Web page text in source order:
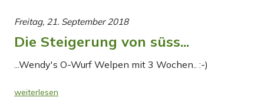
Freitag, 21. September 2018
Die Steigerung von süss...
...Wendy's O-Wurf Welpen mit 3 Wochen.. :-)
weiterlesen